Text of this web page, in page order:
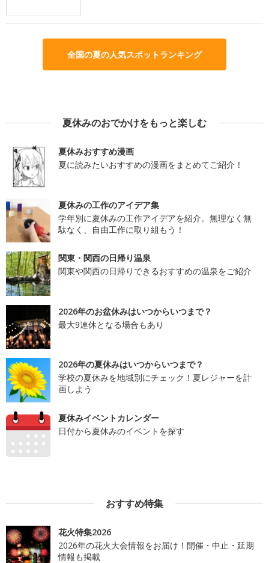
全国の夏の人気スポットランキング
夏休みのおでかけをもっと楽しむ
夏休みおすすめ漫画
夏に読みたいおすすめの漫画をまとめてご紹介！
夏休みの工作のアイデア集
学年別に夏休みの工作アイデアを紹介。無理なく無
駄なく、自由工作に取り組もう！
関東・関西の日帰り温泉
関東や関西の日帰りできるおすすめの温泉をご紹介
2026年のお盆休みはいつからいつまで？
最大9連休となる場合もあり
2026年の夏休みはいつからいつまで？
学校の夏休みを地域別にチェック！夏レジャーを計
画しよう
夏休みイベントカレンダー
日付から夏休みのイベントを探す
おすすめ特集
花火特集2026
2026年の花火大会情報をお届け！開催・中止・延期
情報も掲載